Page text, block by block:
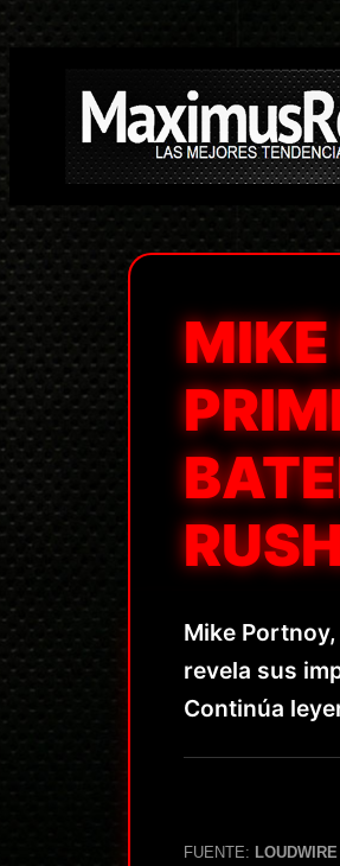
Saltar
contenido
Mike
revela sus
Continúa
FUENTE: LOUDWIRE